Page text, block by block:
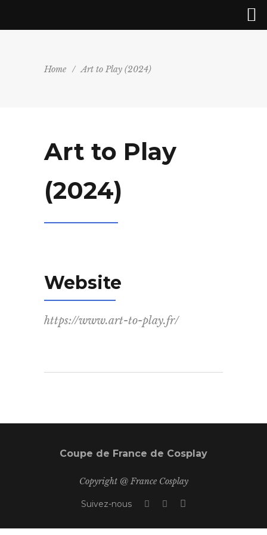
Home / Art to Play (2024)
Art to Play
(2024)
Website
https://www.art-to-play.fr/
Coupe de France de Cosplay
Copyright @ France Cosplay
Suivez-nous